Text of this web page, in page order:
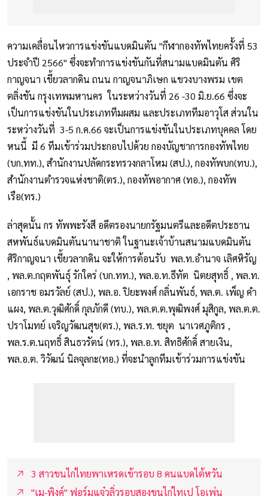
ความเคลื่อนไหวการแข่งขันแบดมินตัน "กีฬากองทัพไทยครั้งที่ 53
ประจำปี 2566" ซึ่งจะทำการแข่งขันกันที่สนามแบดมินตัน ศิริ
กาญจนา เขี้ยวลากดิน ถนน กาญจนาภิเษก แขวงบางพรม เขต
ตลิ่งชัน กรุงเทพมหานคร ในระหว่างวันที่ 26 -30 มิ.ย.66 ซึ่งจะ
เป็นการแข่งขันในประเภททีมผสม และประเภททีมอาวุโส ส่วนใน
ระหว่างวันที่ 3-5 ก.ค.66 จะเป็นการแข่งขันในประเภทบุคคล โดย
หนนี้ มี 6 ทีมเข้าร่วมประกอบไปด้วย กองบัญชาการกองทัพไทย
(บก.ทท.), สำนักงานปลัดกระทรวงกลาโหม (สป.), กองทัพบก(ทบ.),
สำนักงานตำรวจแห่งชาติ(ตร.), กองทัพอากาศ (ทอ.), กองทัพ
เรือ(ทร.)
ล่าสุดนั้น กร ทัพพะรังสี อดีตรองนายกรัฐมนตรีและอดีตประธาน
สหพันธ์แบดมินตันนานาชาติ ในฐานะเจ้าบ้านสนามแบดมินตัน
ศิริกาญจนา เขี้ยวลากดิน จะให้การต้อนรับ พล.ท.อำนาจ เลิศหิรัญ
, พล.ต.กฤตพันธุ์ รักใคร่ (บก.ทท.), พล.อ.ท.ธีทัต นิตยสุทธิ์ , พล.ท.
เอกราช อมรวัลย์ (สป.), พล.อ. ปิยะพงศ์ กลิ่นพันธ์, พล.ต. เพ็ญ คำ
แผง, พล.ต.วุฒิศักดิ์ กุลภักดี (ทบ.), พล.ต.ต.พุฒิพงศ์ มุสิกูล, พล.ต.ต.
ปราโมทย์ เจริญวัฒนสุข(ตร.), พล.ร.ท. ชยุต นาเวศภูติกร ,
พล.ร.ต.นฤทธิ์ สินธวรัตน์ (ทร.), พล.อ.ท. สิทธิศักดิ์ สายเงิน,
พล.อ.ต. วิวัฒน์ นิลจุลกะ(ทอ.) ที่จะนำลูกทีมเข้าร่วมการแข่งขัน
3 สาวขนไก่ไทยพาเหรดเข้ารอบ 8 คนแบดไต้หวัน
"เม-พิงค์" ฟอร์มแจ๋วลิ่วรอบสองขนไก่ไทเป โอเพ่น